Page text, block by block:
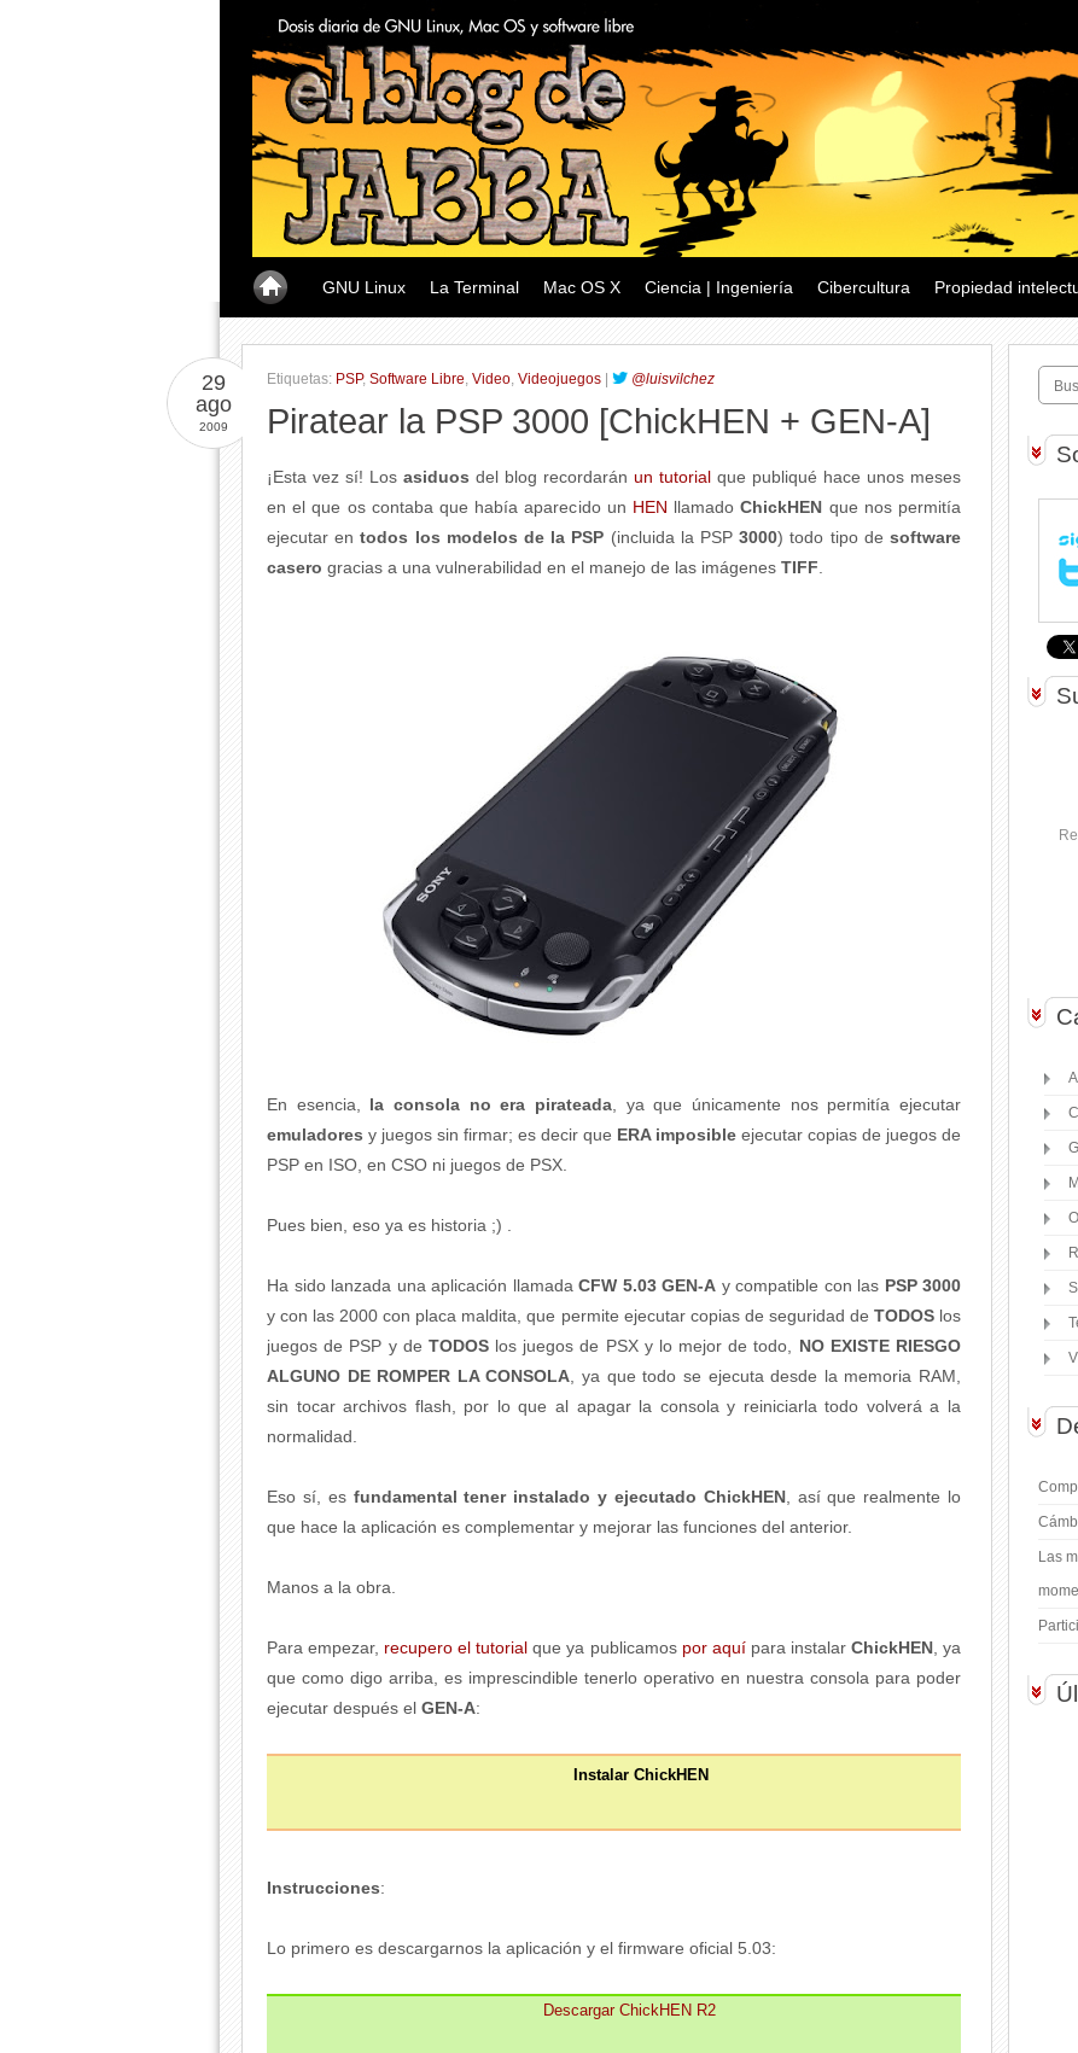
GNU Linux La Terminal Mac OS X Ciencia | Ingeniería Cibercultura Propiedad
Etiquetas: PSP, Software Libre, Video, Videojuegos @luisvilchez
29
ago
2009 Piratear la PSP 3000 [ChickHEN + GEN-A]
¡Esta vez sí! Los asiduos del blog recordarán un tutorial que publiqué hace unos meses
en el que os contaba que había aparecido un HEN llamadoChickHEN que nos permitía
ejecutar entodos los modelos de la PSP (incluida la PSP3000) todo tipo desoftware
casero gracias a una vulnerabilidad en el manejo de las imágenes TIFF
En esencia, la consola no era pirateada , ya que únicamente nos permitía ejecutar
emuladores y juegos sin firmar; es decir que ERA imposible ejecutar copias de juegos de
PSP en ISO, en CSO ni juegos de PSX.
Pues bien, eso ya es historia ;) .
Ha sido lanzada una aplicación llamada CFW 5.03 GEN-A y compatible con las PSP 3000
y con las 2000 con placa maldita, que permite ejecutar copias de seguridad de TODOS los
juegos de PSP y de TODOS los juegos de PSX y lo mejor de todo, NO EXISTE RIESGO
ALGUNO DE ROMPER LA CONSOLA , ya que todo se ejecuta desde la memoria RAM,
sin tocar archivos flash, por lo que al apagar la consola y reiniciarla todo volverá a la
normalidad.
Eso sí, es fundamental tener instalado y ejecutado ChickHEN, así que realmente lo
que hace la aplicación es complementar y mejorar las funciones del anterior.
Manos a la obra.
Para empezar, recupero el tutorial que ya publicamos por aquípara instalar ChickHEN, ya
que como digo arriba, es imprescindible tenerlo operativo en nuestra consola para poder
ejecutar después el GEN-A:
Instalar ChickHEN
Instrucciones:
Lo primero es descargarnos la aplicación y el firmware oficial 5.03:
Descargar ChickHEN R2
Las